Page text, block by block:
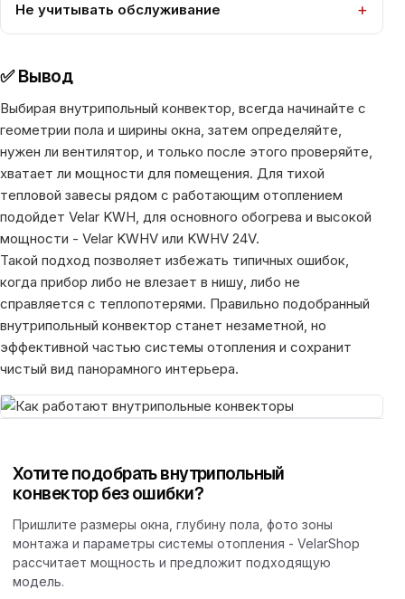
Не учитывать обслуживание
✅ Вывод
Выбирая внутрипольный конвектор, всегда начинайте с
геометрии пола и ширины окна, затем определяйте,
нужен ли вентилятор, и только после этого проверяйте,
хватает ли мощности для помещения. Для тихой
тепловой завесы рядом с работающим отоплением
подойдет Velar KWH, для основного обогрева и высокой
мощности - Velar KWHV или KWHV 24V.
Такой подход позволяет избежать типичных ошибок,
когда прибор либо не влезает в нишу, либо не
справляется с теплопотерями. Правильно подобранный
внутрипольный конвектор станет незаметной, но
эффективной частью системы отопления и сохранит
чистый вид панорамного интерьера.
Хотите подобрать внутрипольный
конвектор без ошибки?
Пришлите размеры окна, глубину пола, фото зоны
монтажа и параметры системы отопления - VelarShop
рассчитает мощность и предложит подходящую
модель.